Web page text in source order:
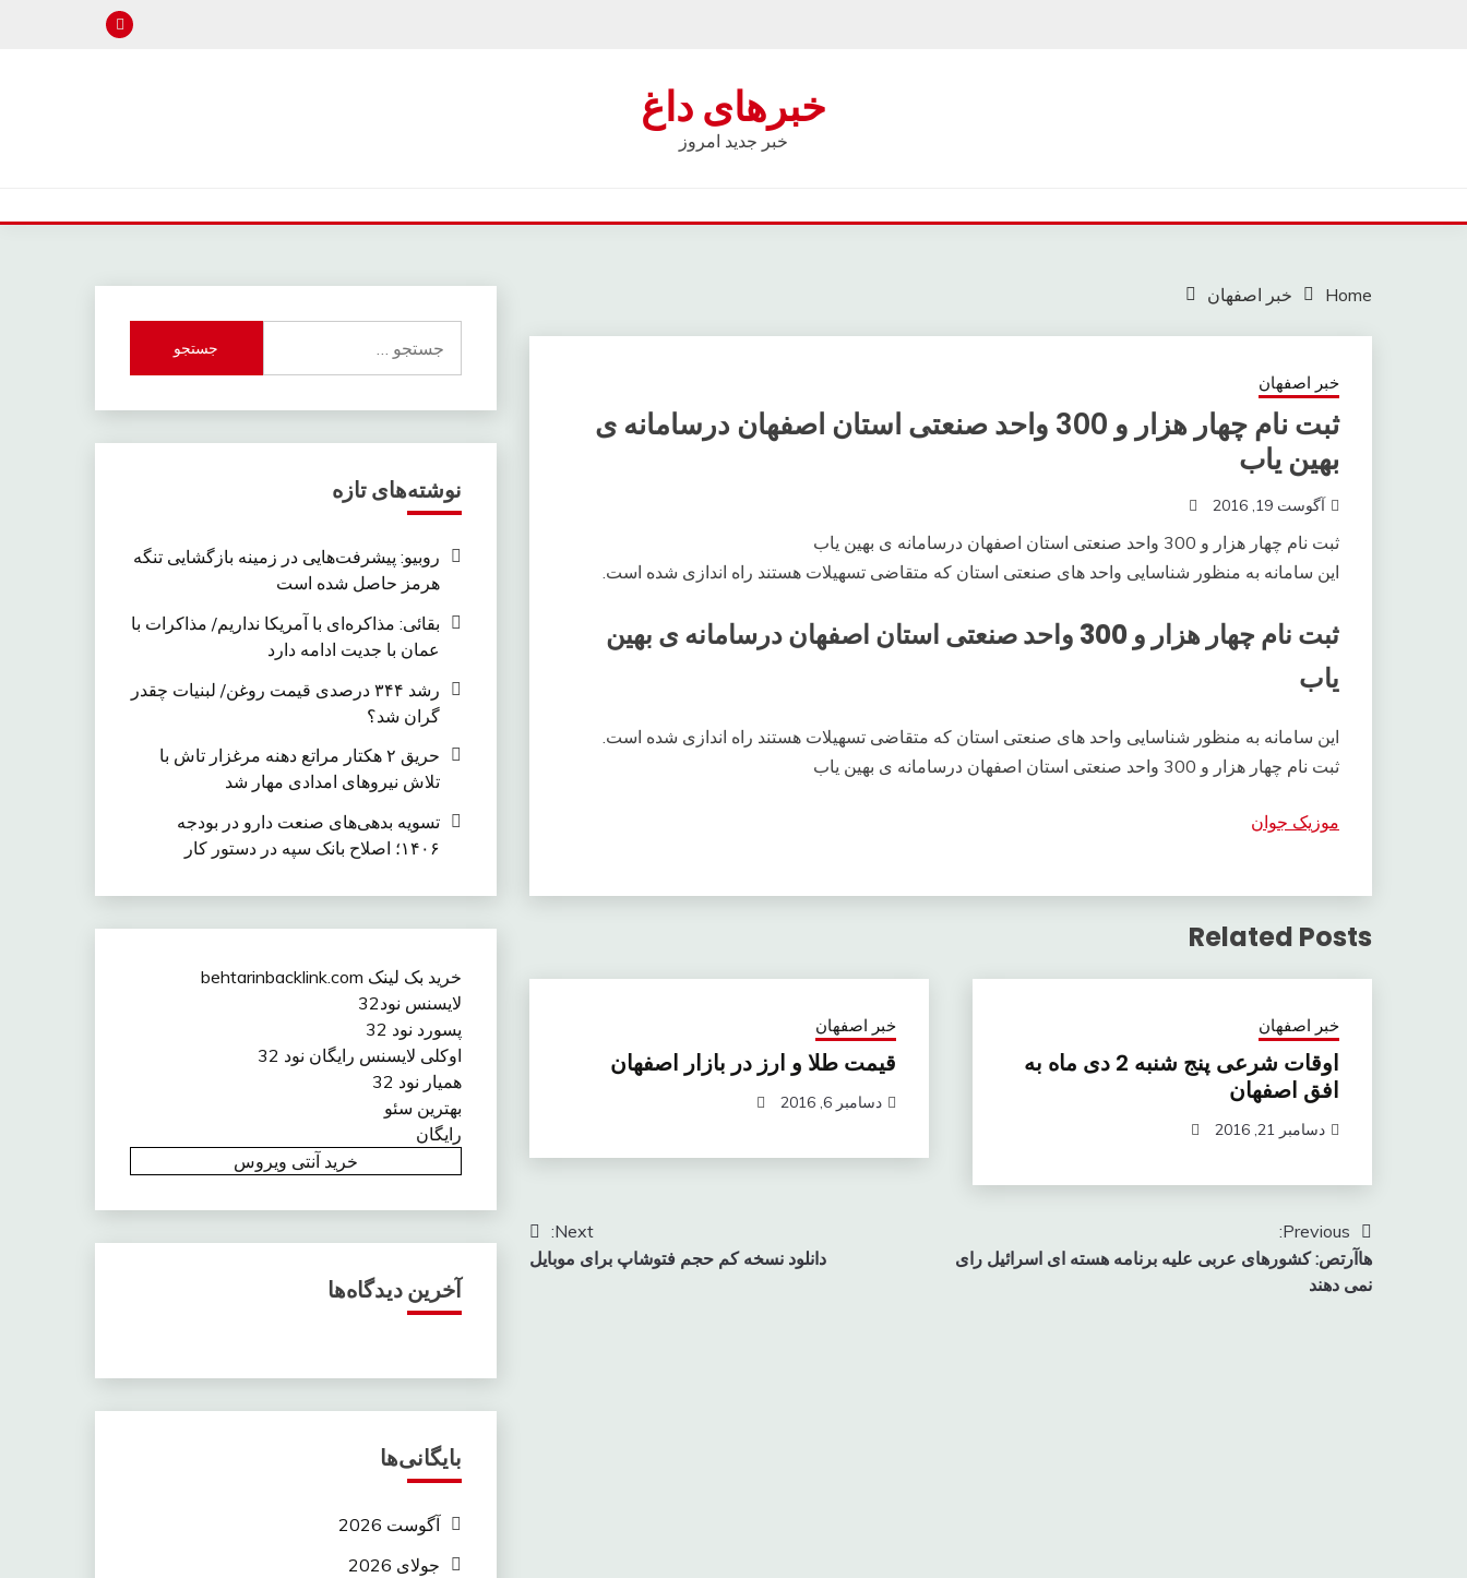
خبرهای داغ
خبر جدید امروز
Home خبر اصفهان
خبر اصفهان
ثبت نام چهار هزار و 300 واحد صنعتی استان اصفهان درسامانه ی
بهین یاب
آگوست 19, 2016
ثبت نام چهار هزار و 300 واحد صنعتی استان اصفهان درسامانه ی بهین یاب
این سامانه به منظور شناسایی واحد های صنعتی استان که متقاضی تسهیلات هستند راه اندازی شده است.
ثبت نام چهار هزار و 300 واحد صنعتی استان اصفهان درسامانه ی بهین
یاب
این سامانه به منظور شناسایی واحد های صنعتی استان که متقاضی تسهیلات هستند راه اندازی شده است.
ثبت نام چهار هزار و 300 واحد صنعتی استان اصفهان درسامانه ی بهین یاب
موزیک جوان
Related Posts
خبر اصفهان
اوقات شرعی پنج شنبه 2 دی ماه به
افق اصفهان
دسامبر 21, 2016
خبر اصفهان
قیمت طلا و ارز در بازار اصفهان
دسامبر 6, 2016
راهبری
نوشته
Previous:
هاآرتص: کشورهای عربی علیه برنامه هسته ای اسرائیل رای
نمی دهند
Next:
دانلود نسخه کم حجم فتوشاپ برای موبایل
برای:
نوشته‌های تازه
روبیو: پیشرفت‌هایی در زمینه بازگشایی تنگه
هرمز حاصل شده است
بقائی: مذاکره‌ای با آمریکا نداریم/ مذاکرات با
عمان با جدیت ادامه دارد
رشد ۳۴۴ درصدی قیمت روغن/ لبنیات چقدر
گران شد؟
حریق ۲ هکتار مراتع دهنه مرغزار تاش با
تلاش نیروهای امدادی مهار شد
تسویه بدهی‌های صنعت دارو در بودجه
۱۴۰۶؛ اصلاح بانک سپه در دستور کار
خرید بک لینک behtarinbacklink.com
لایسنس نود32
پسورد نود 32
اوکلی لایسنس رایگان نود 32
همیار نود 32
بهترین سئو
رایگان
خرید آنتی ویروس
آخرین دیدگاه‌ها
بایگانی‌ها
آگوست 2026
جولای 2026